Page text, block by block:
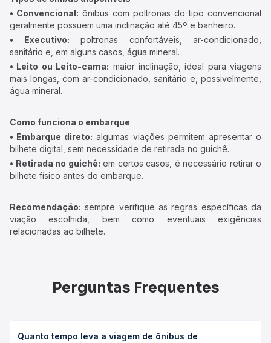
• Convencional: ônibus com poltronas do tipo convencional
geralmente possuem uma inclinação até 45º e banheiro.
• Executivo: poltronas confortáveis, ar-condicionado,
sanitário e, em alguns casos, água mineral.
• Leito ou Leito-cama: maior inclinação, ideal para viagens
mais longas, com ar-condicionado, sanitário e, possivelmente,
água mineral.
Como funciona o embarque
• Embarque direto: algumas viações permitem apresentar o
bilhete digital, sem necessidade de retirada no guichê.
• Retirada no guichê: em certos casos, é necessário retirar o
bilhete físico antes do embarque.
Recomendação: sempre verifique as regras específicas da
viação escolhida, bem como eventuais exigências
relacionadas ao bilhete.
Perguntas Frequentes
Quanto tempo leva a viagem de ônibus de